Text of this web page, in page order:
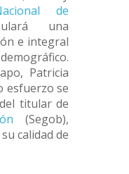
de
una
e integral
Patricia
esfuerzo se
titular de
(Segob),
calidad de